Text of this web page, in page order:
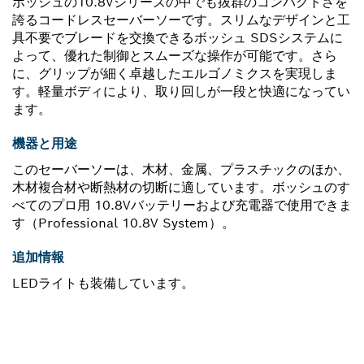
誇るコードレスセーバーソーです。スリムなデザインと工
具不要でブレードを交換できるボッシュ SDSシステムに
よって、優れた制御とスムーズな操作が可能です。さら
に、グリップが細く卓越したエルゴノミクスを実現しま
す。軽量ボディにより、取り回しが一段と快適になってい
ます。
機器と用途
このセーバーソーは、木材、金属、プラスチックのほか、
木材複合材や断熱材の切断に適しています。ボッシュのす
べてのプロ用 10.8Vバッテリーおよび充電器で使用できま
す（Professional 10.8V System）。
追加情報
LEDライトも装備しています。